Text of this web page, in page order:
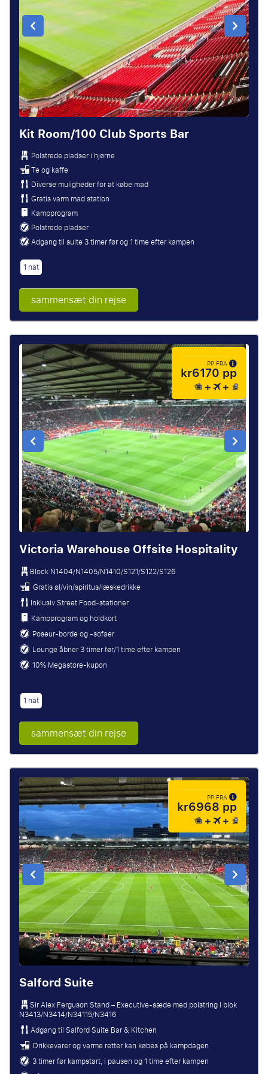
Kit Room/100 Club Sports Bar
Polstrede pladser i hjørne
Te og kaffe
Diverse muligheder for at købe mad
Gratis varm mad station
Kampprogram
Polstrede pladser
Adgang til suite 3 timer før og 1 time efter kampen
1 nat
sammensæt din rejse
PP FRA
kr6170 pp
Victoria Warehouse Offsite Hospitality
BlockN1404/N1405/N1410/S121/S122/S126
Gratis øl/vin/spiritus/læskedrikke
Inklusiv Street Food-stationer
Kampprogram og holdkort
Poseur-borde og -sofaer
Lounge åbner 3 timer før/1 time efter kampen
10% Megastore-kupon
1 nat
sammensæt din rejse
PP FRA
kr6968 pp
Salford Suite
Sir Alex Ferguson Stand – Executive-sæde med polstring i blok
N3413/N3414/N34115/N3416
Adgang til Salford Suite Bar & Kitchen
Drikkevarer og varme retter kan købes på kampdagen
3 timer før kampstart, i pausen og 1 time efter kampen